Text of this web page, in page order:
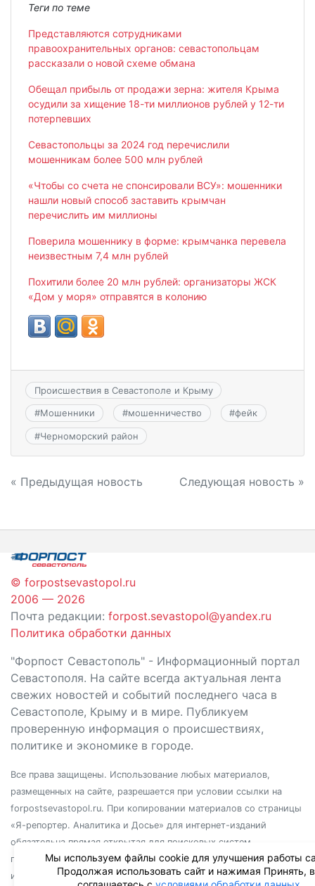
Теги по теме
Представляются сотрудниками
правоохранительных органов: севастопольцам
рассказали о новой схеме обмана
Обещал прибыль от продажи зерна: жителя Крыма
осудили за хищение 18-ти миллионов рублей у 12-ти
потерпевших
Севастопольцы за 2024 год перечислили
мошенникам более 500 млн рублей
«Чтобы со счета не спонсировали ВСУ»: мошенники
нашли новый способ заставить крымчан
перечислить им миллионы
Поверила мошеннику в форме: крымчанка перевела
неизвестным 7,4 млн рублей
Похитили более 20 млн рублей: организаторы ЖСК
«Дом у моря» отправятся в колонию
Происшествия в Севастополе и Крыму
#Мошенники #мошенничество #фейк
#Черноморский район
Навигация
записям
« Предыдущая новость Следующая новость »
© forpostsevastopol.ru
2006 — 2026
Почта редакции: forpost.sevastopol@yandex.ru
Политика обработки данных
"Форпост Севастополь" - Информационный портал
Севастополя. На сайте всегда актуальная лента
свежих новостей и событий последнего часа в
Севастополе, Крыму и в мире. Публикуем
проверенную информация о происшествиях,
политике и экономике в городе.
Все права защищены. Использование любых материалов,
размещенных на сайте, разрешается при условии ссылки на
forpostsevastopol.ru. При копировании материалов со страницы
«Я-репортер. Аналитика и Досье» для интернет-изданий
обязательна прямая открытая для поисковых систем
гиперссылка. Независимо от полного или частичного
использования материалов, ссылка должна быть размещена в
Мы используем файлы cookie для улучшения работы
Продолжая использовать сайт и нажимая Принять,